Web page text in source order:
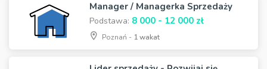
Manager / Managerka Sprzedaży
Podstawa: 8 000 - 12 000 zł
Poznań - 1 wakat